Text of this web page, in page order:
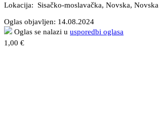
Lokacija: Sisačko-moslavačka, Novska, Novska
Oglas objavljen: 14.08.2024
Oglas se nalazi u usporedbi oglasa
1,00 €